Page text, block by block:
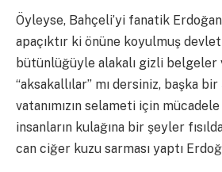
Öyleyse, Bahçeli’yi fanatik
apaçıktır ki önüne koyulmuş
bütünlüğüyle alakalı gizli belgeler
“aksakallılar” mı dersiniz, başka
vatanımızın selameti için
insanların kulağına bir şeyler
can ciğer kuzu sarması yaptı